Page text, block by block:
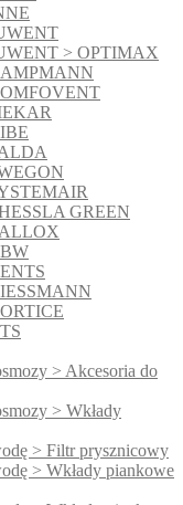
> OPTIMAX
GREEN
> Akcesoria do
> Wkłady
> Filtr prysznicowy
> Wkłady piankowe